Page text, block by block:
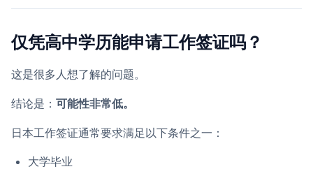
仅凭高中学历能申请工作签证吗？
这是很多人想了解的问题。
结论是： 可能性非常低。
日本工作签证通常要求满足以下条件之一：
大学毕业